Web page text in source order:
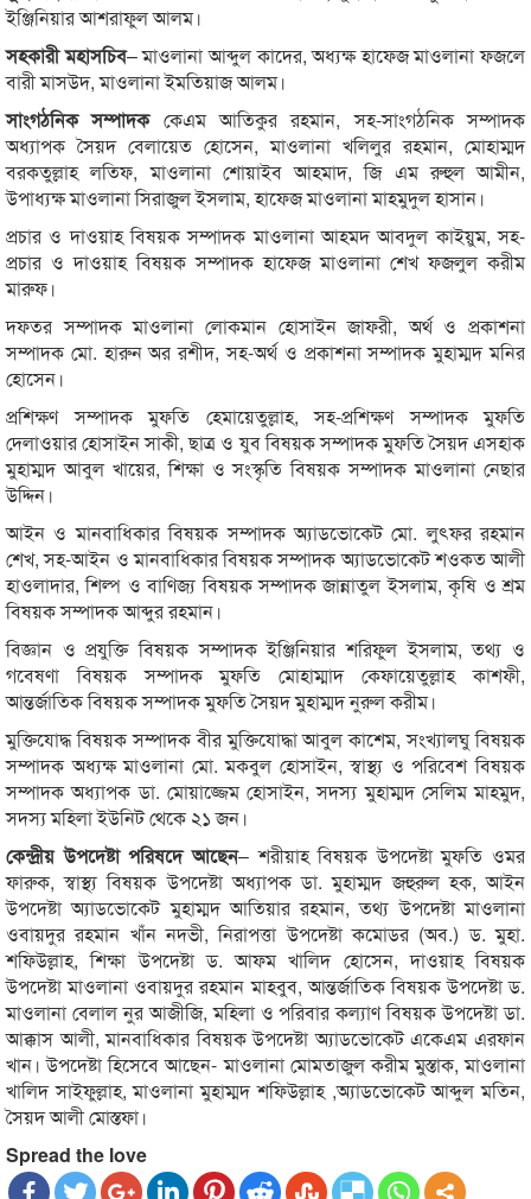
ইঞ্জিনিয়ার আশরাফুল আলম।
সহকারী মহাসচিব– মাওলানা আব্দুল কাদের, অধ্যক্ষ হাফেজ মাওলানা ফজলে
বারী মাসউদ, মাওলানা ইমতিয়াজ আলম।
সাংগঠনিক সম্পাদককেএম আতিকুর রহমান, সহ-সাংগঠনিক সম্পাদক
অধ্যাপক সৈয়দ বেলায়েত হোসেন, মাওলানা খলিলুর রহমান, মোহাম্মদ
বরকতুল্লাহ লতিফ, মাওলানা শোয়াইব আহমাদ, জি এম রুহুল আমীন,
উপাধ্যক্ষ মাওলানা সিরাজুল ইসলাম, হাফেজ মাওলানা মাহমুদুল হাসান।
প্রচার ও দাওয়াহ বিষয়ক সম্পাদক মাওলানা আহমদ আবদুল কাইয়ুম, সহ-
প্রচার ও দাওয়াহ বিষয়ক সম্পাদক হাফেজ মাওলানা শেখ ফজলুল করীম
মারুফ।
দফতর সম্পাদক মাওলানা লোকমান হোসাইন জাফরী, অর্থ ও প্রকাশনা
সম্পাদক মো. হারুন অর রশীদ, সহ-অর্থ ও প্রকাশনা সম্পাদক মুহাম্মদ মনির
হোসেন।
প্রশিক্ষণ সম্পাদক মুফতি হেমায়েতুল্লাহ, সহ-প্রশিক্ষণ সম্পাদক মুফতি
দেলাওয়ার হোসাইন সাকী, ছাত্র ও যুব বিষয়ক সম্পাদক মুফতি সৈয়দ এসহাক
মুহাম্মদ আবুল খায়ের, শিক্ষা ও সংস্কৃতি বিষয়ক সম্পাদক মাওলানা নেছার
উদ্দিন।
আইন ও মানবাধিকার বিষয়ক সম্পাদক অ্যাডভোকেট মো. লুৎফর রহমান
শেখ, সহ-আইন ও মানবাধিকার বিষয়ক সম্পাদক অ্যাডভোকেট শওকত আলী
হাওলাদার, শিল্প ও বাণিজ্য বিষয়ক সম্পাদক জান্নাতুল ইসলাম, কৃষি ও শ্রম
বিষয়ক সম্পাদক আব্দুর রহমান।
বিজ্ঞান ও প্রযুক্তি বিষয়ক সম্পাদক ইঞ্জিনিয়ার শরিফুল ইসলাম, তথ্য ও
গবেষণা বিষয়ক সম্পাদক মুফতি মোহাম্মাদ কেফায়েতুল্লাহ কাশফী,
আন্তর্জাতিক বিষয়ক সম্পাদক মুফতি সৈয়দ মুহাম্মদ নুরুল করীম।
মুক্তিযোদ্ধ বিষয়ক সম্পাদক বীর মুক্তিযোদ্ধা আবুল কাশেম, সংখ্যালঘু বিষয়ক
সম্পাদক অধ্যক্ষ মাওলানা মো. মকবুল হোসাইন, স্বাস্থ্য ও পরিবেশ বিষয়ক
সম্পাদক অধ্যাপক ডা. মোয়াজ্জেম হোসাইন, সদস্য মুহাম্মদ সেলিম মাহমুদ,
সদস্য মহিলা ইউনিট থেকে ২১ জন।
কেন্দ্রীয় উপদেষ্টা পরিষদে আছেন– শরীয়াহ বিষয়ক উপদেষ্টা মুফতি ওমর
ফারুক, স্বাস্থ্য বিষয়ক উপদেষ্টা অধ্যাপক ডা. মুহাম্মদ জহুরুল হক, আইন
উপদেষ্টা অ্যাডভোকেট মুহাম্মদ আতিয়ার রহমান, তথ্য উপদেষ্টা মাওলানা
ওবায়দুর রহমান খাঁন নদভী, নিরাপত্তা উপদেষ্টা কমোডর (অব.) ড. মুহা.
শফিউল্লাহ, শিক্ষা উপদেষ্টা ড. আফম খালিদ হোসেন, দাওয়াহ বিষয়ক
উপদেষ্টা মাওলানা ওবায়দুর রহমান মাহবুব, আন্তর্জাতিক বিষয়ক উপদেষ্টা ড.
মাওলানা বেলাল নুর আজীজি, মহিলা ও পরিবার কল্যাণ বিষয়ক উপদেষ্টা ডা.
আক্কাস আলী, মানবাধিকার বিষয়ক উপদেষ্টা অ্যাডভোকেট একেএম এরফান
খান। উপদেষ্টা হিসেবে আছেন- মাওলানা মোমতাজুল করীম মুস্তাক, মাওলানা
খালিদ সাইফুল্লাহ, মাওলানা মুহাম্মদ শফিউল্লাহ ,অ্যাডভোকেট আব্দুল মতিন,
সৈয়দ আলী মোস্তফা।
Spread the love